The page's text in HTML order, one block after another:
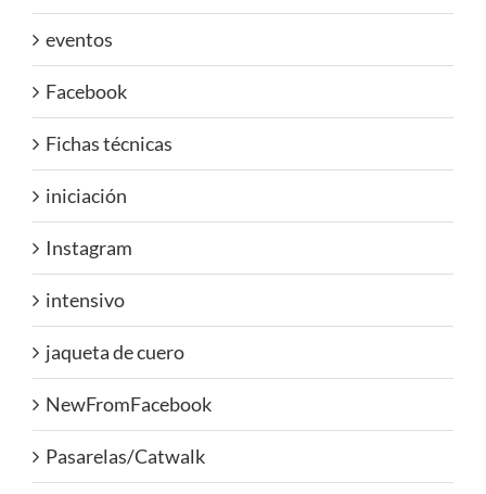
eventos
Facebook
Fichas técnicas
iniciación
Instagram
intensivo
jaqueta de cuero
NewFromFacebook
Pasarelas/Catwalk